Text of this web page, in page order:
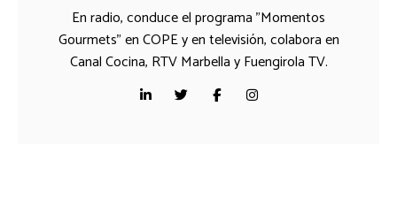
En radio, conduce el programa "Momentos
Gourmets" en COPE y en televisión, colabora en
Canal Cocina, RTV Marbella y Fuengirola TV.